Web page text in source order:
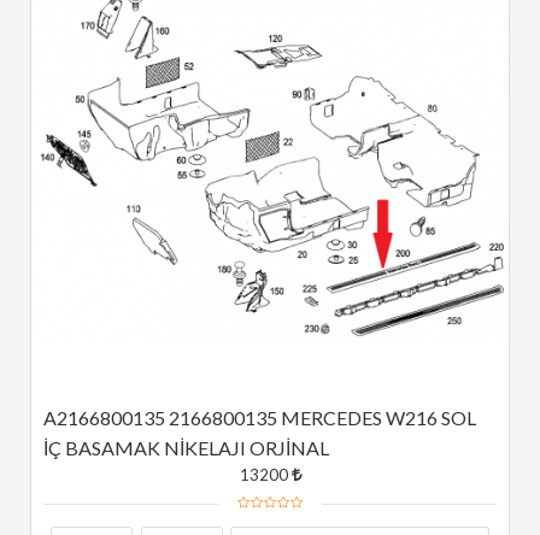
A2166800135 2166800135 MERCEDES W216 SOL
İÇ BASAMAK NİKELAJI ORJİNAL
13200